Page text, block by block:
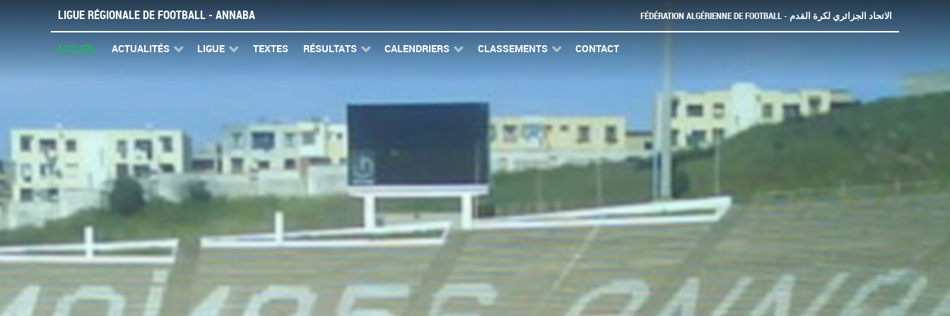
LIGUE RÉGIONALE DE FOOTBALL - ANNABA FÉDÉRATION ALGÉRIENNE DE FOOTBALL - الاتحاد الجزائري لكرة القدم
ACCUEIL ACTUALITÉS LIGUE TEXTES RÉSULTATS CALENDRIERS CLASSEMENTS CONTACT